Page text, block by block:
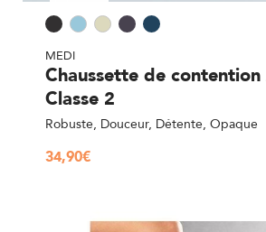
MEDI
Chaussette de
Classe 2
Robuste, Douceur, Détente, Opaque
34,90€